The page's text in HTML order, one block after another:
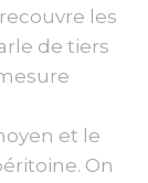
les
de tiers
et le
On